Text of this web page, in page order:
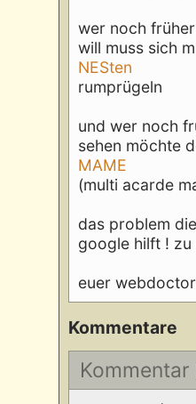
wer noch
will muss sich
NESten
rumprügeln
und wer noch
sehen möchte
MAME
(multi acarde
das problem
google hilft !
euer webdoctor
Kommentare